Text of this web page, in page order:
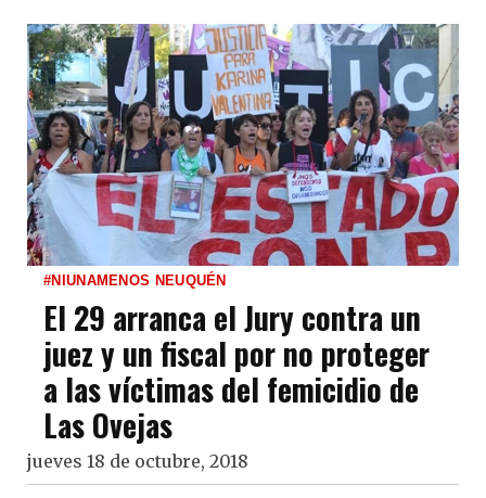
#NIUNAMENOS NEUQUÉN
El 29 arranca el Jury contra un
juez y un fiscal por no proteger
a las víctimas del femicidio de
Las Ovejas
jueves 18 de octubre, 2018